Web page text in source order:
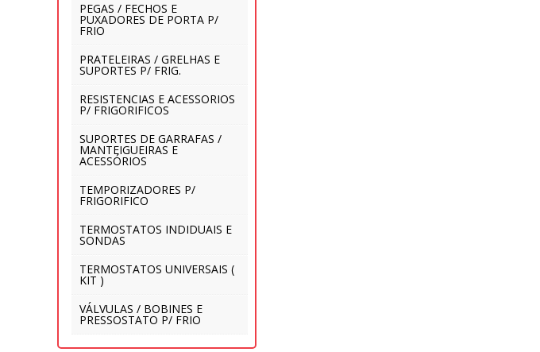
PEGAS / FECHOS E
PUXADORES DE PORTA P/
FRIO
PRATELEIRAS / GRELHAS E
SUPORTES P/ FRIG.
RESISTENCIAS E ACESSORIOS
P/ FRIGORIFICOS
SUPORTES DE GARRAFAS /
MANTEIGUEIRAS E
ACESSÓRIOS
TEMPORIZADORES P/
FRIGORIFICO
TERMOSTATOS INDIDUAIS E
SONDAS
TERMOSTATOS UNIVERSAIS (
KIT )
VÁLVULAS / BOBINES E
PRESSOSTATO P/ FRIO